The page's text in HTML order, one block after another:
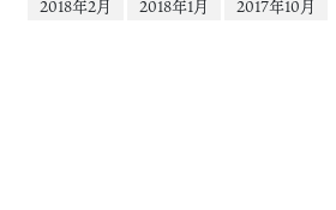
2018年2月
2018年1月 2017年10月